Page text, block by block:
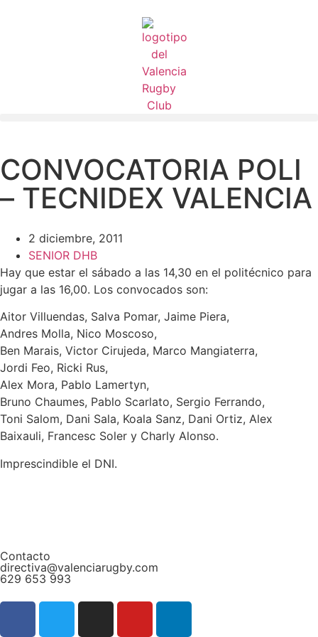
CONVOCATORIA POLI
– TECNIDEX VALENCIA
2 diciembre, 2011
SENIOR DHB
Hay que estar el sábado a las 14,30 en el politécnico para
jugar a las 16,00. Los convocados son:
Aitor Villuendas, Salva Pomar, Jaime Piera,
Andres Molla, Nico Moscoso,
Ben Marais, Victor Cirujeda, Marco Mangiaterra,
Jordi Feo, Ricki Rus,
Alex Mora, Pablo Lamertyn,
Bruno Chaumes, Pablo Scarlato, Sergio Ferrando,
Toni Salom, Dani Sala, Koala Sanz, Dani Ortiz, Alex
Baixauli, Francesc Soler y Charly Alonso.
Imprescindible el DNI.
Contacto
directiva@valenciarugby.com
629 653 993